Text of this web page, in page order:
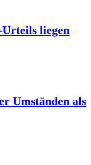
Urteils liegen
Umständen als